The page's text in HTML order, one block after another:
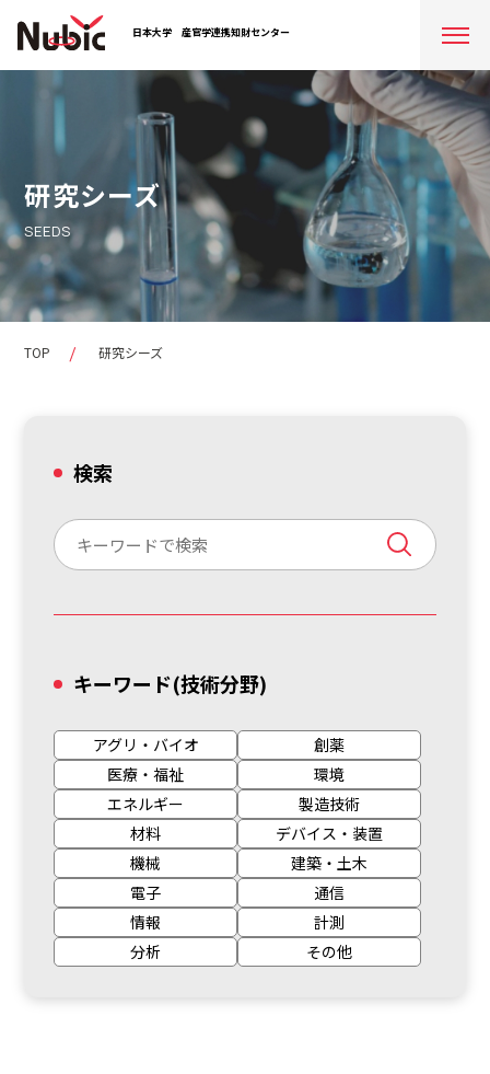
日本大学 産官学連携知財センター
研究シーズ
SEEDS
TOP 研究シーズ
検索
キーワード(技術分野)
アグリ・バイオ
創薬
医療・福祉
環境
エネルギー
製造技術
材料
デバイス・装置
機械
建築・土木
電子
通信
情報
計測
分析
その他